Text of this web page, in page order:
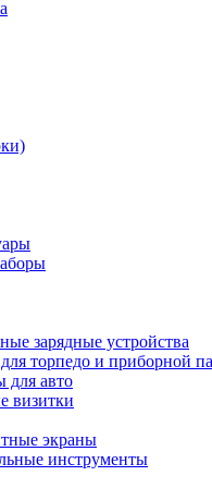
зарядные устройства
торпедо и приборной
для авто
визитки
экраны
инструменты